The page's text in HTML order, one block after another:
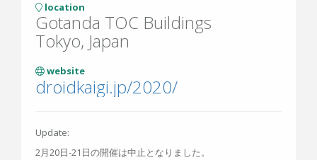
location
Gotanda TOC Buildings
Tokyo, Japan
website
droidkaigi.jp/2020/
Update:
2月20日-21日の開催は中止となりました。